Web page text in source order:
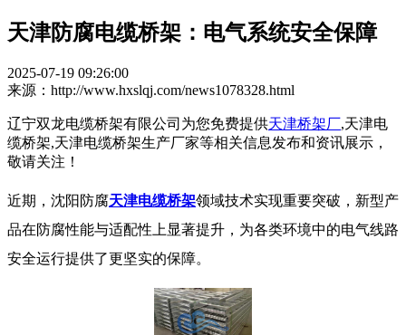
天津防腐电缆桥架：电气系统安全保障​
2025-07-19 09:26:00
来源：http://www.hxslqj.com/news1078328.html
辽宁双龙电缆桥架有限公司为您免费提供天津桥架厂,天津电
缆桥架,天津电缆桥架生产厂家等相关信息发布和资讯展示，
敬请关注！
近期，沈阳防腐天津电缆桥架领域技术实现重要突破，新型产
品在防腐性能与适配性上显著提升，为各类环境中的电气线路
安全运行提供了更坚实的保障。​